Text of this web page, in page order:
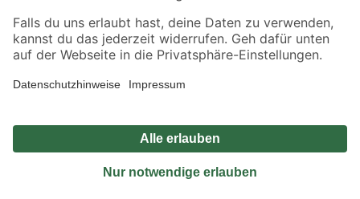
Alle Preisangaben in EUR inkl. gesetzl. MwSt.. Die dargestellten Angebote sind unter
Umständen nicht in allen Märkten verfügbar. Die angegebenen Verfügbarkeiten beziehen
Produkte nur solange der Vorrat reicht.
*Paketversand ab 59 € versandkostenfrei, gilt nicht für Artikel mit Speditionsversand, hier
Privatsphäre Impressum
Nutzungsbedingungen
Widerrufsrecht
Vertrag widerrufen